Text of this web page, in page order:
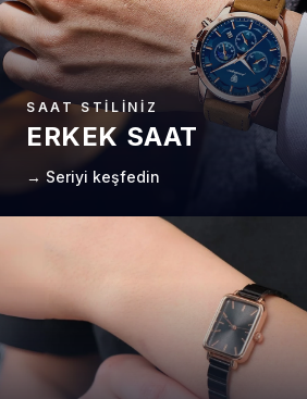
SAAT STILINIZ
ERKEK SAAT
→ Seriyi keşfedin